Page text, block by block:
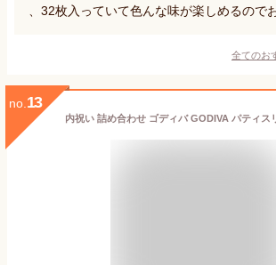
、32枚入っていて色んな味が楽しめるので
全てのお
no. 13